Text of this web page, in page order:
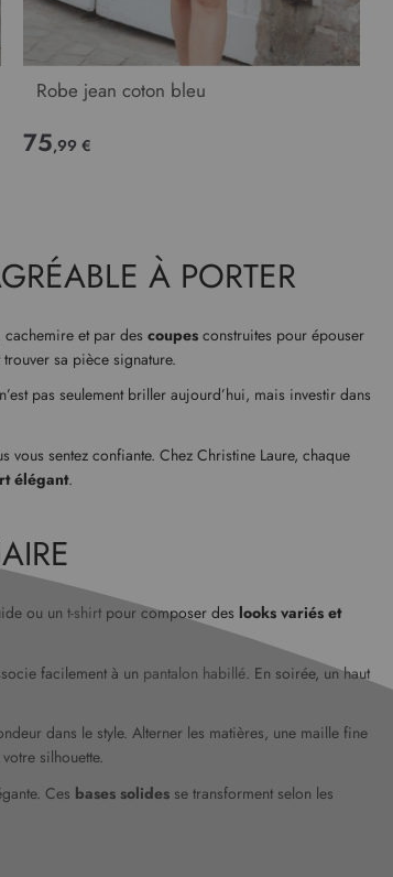
Robe jean coton bleu
75,99 €
À PORTER
et par des coupes construites pour épouser
sa pièce signature.
pas seulement briller aujourd’hui, mais investir dans
vous sentez confiante. Chez Christine Laure, chaque
élégant.
ou un t-shirt pour composer des looks variés et
facilement à un pantalon habillé. En soirée, unhaut
dans le style. Alterner les matières, une maille fine
votre silhouette.
Ces bases solidesse transforment selon les